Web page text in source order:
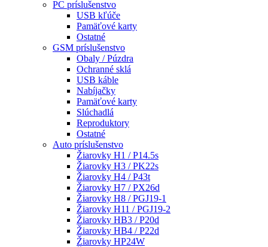
PC príslušenstvo
USB kľúče
Pamäťové karty
Ostatné
GSM príslušenstvo
Obaly / Púzdra
Ochranné sklá
USB káble
Nabíjačky
Pamäťové karty
Slúchadlá
Reproduktory
Ostatné
Auto príslušenstvo
Žiarovky H1 / P14.5s
Žiarovky H3 / PK22s
Žiarovky H4 / P43t
Žiarovky H7 / PX26d
Žiarovky H8 / PGJ19-1
Žiarovky H11 / PGJ19-2
Žiarovky HB3 / P20d
Žiarovky HB4 / P22d
Žiarovky HP24W